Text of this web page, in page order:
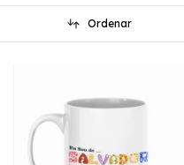
Ordenar